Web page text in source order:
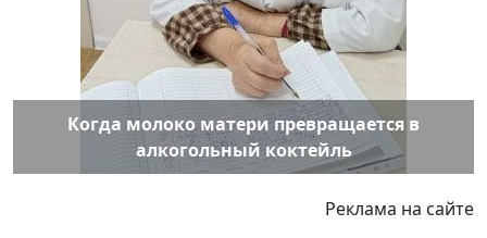
Когда молоко матери превращается в
алкогольный коктейль
Реклама на сайте